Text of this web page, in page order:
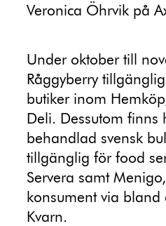
Veronica Öhrvik på
Under oktober till
Råggyberry
butiker inom
Deli. Dessutom finns
behandlad svensk
tillgänglig för food
Servera samt
konsument via
Kvarn.